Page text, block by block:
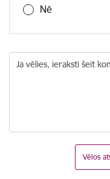
Nē
Ja vēlies, ieraksti šeit
Vēlos